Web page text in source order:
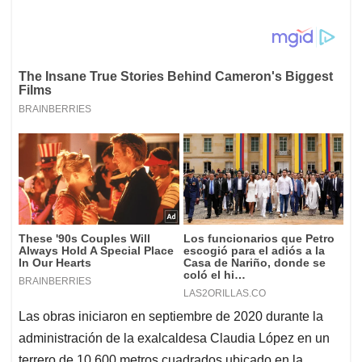
Las obras iniciaron en septiembre de 2020 durante la
administración de la exalcaldesa Claudia López en un